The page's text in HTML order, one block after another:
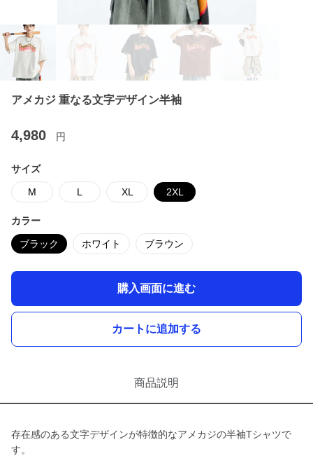
アメカジ 重なる文字デザイン半袖
4,980 円
サイズ
M L XL 2XL
カラー
ブラック ホワイト ブラウン
購入画面に進む
カートに追加する
商品説明
存在感のある文字デザインが特徴的なアメカジの半袖Tシャツで
す。